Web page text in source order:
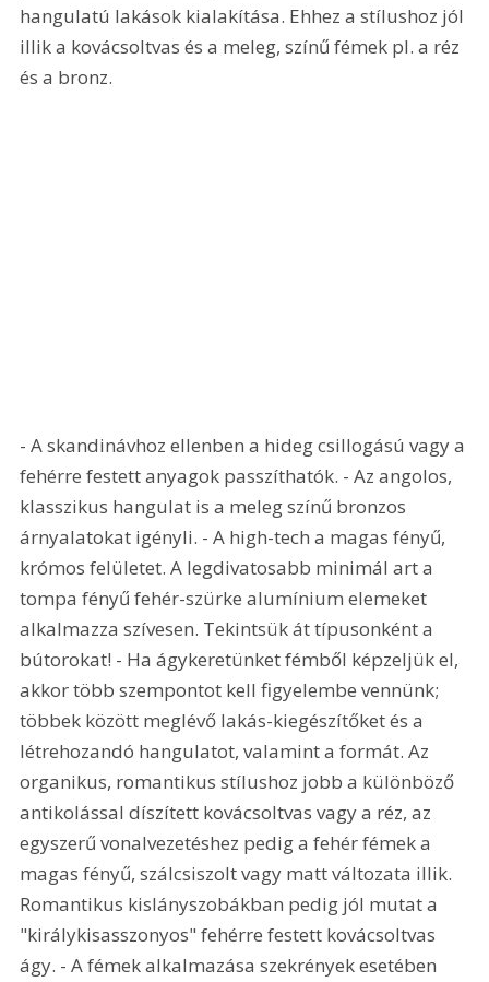
hangulatú lakások kialakítása. Ehhez a stílushoz jól
illik a kovácsoltvas és a meleg, színű fémek pl. a réz
és a bronz.
- A skandinávhoz ellenben a hideg csillogású vagy a
fehérre festett anyagok passzíthatók. - Az angolos,
klasszikus hangulat is a meleg színű bronzos
árnyalatokat igényli. - A high-tech a magas fényű,
krómos felületet. A legdivatosabb minimál art a
tompa fényű fehér-szürke alumínium elemeket
alkalmazza szívesen. Tekintsük át típusonként a
bútorokat! - Ha ágykeretünket fémből képzeljük el,
akkor több szempontot kell figyelembe vennünk;
többek között meglévő lakás-kiegészítőket és a
létrehozandó hangulatot, valamint a formát. Az
organikus, romantikus stílushoz jobb a különböző
antikolással díszített kovácsoltvas vagy a réz, az
egyszerű vonalvezetéshez pedig a fehér fémek a
magas fényű, szálcsiszolt vagy matt változata illik.
Romantikus kislányszobákban pedig jól mutat a
"királykisasszonyos" fehérre festett kovácsoltvas
ágy. - A fémek alkalmazása szekrények esetében